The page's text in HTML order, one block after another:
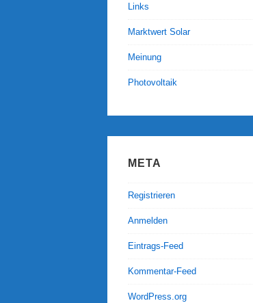
Links
Marktwert Solar
Meinung
Photovoltaik
META
Registrieren
Anmelden
Eintrags-Feed
Kommentar-Feed
WordPress.org